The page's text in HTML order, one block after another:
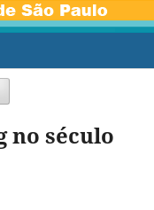
no século